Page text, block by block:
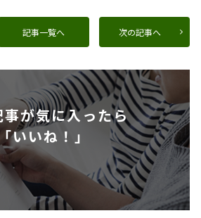
記事一覧へ 次の記事へ
事が気に入ったら
いいね！」